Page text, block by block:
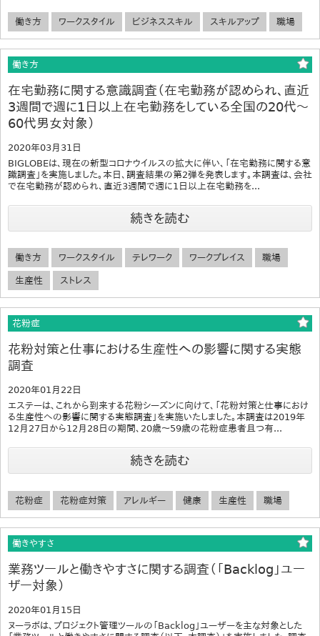
働き方 ワークスタイル ビジネススキル スキルアップ 職場
働き方
在宅勤務に関する意識調査（在宅勤務が認められ、直近
3週間で週に1日以上在宅勤務をしている全国の20代～
60代男女対象）
2020年03月31日
BIGLOBEは、現在の新型コロナウイルスの拡大に伴い、「在宅勤務に関する意
識調査」を実施しました。本日、調査結果の第2弾を発表します。本調査は、会社
で在宅勤務が認められ、直近3週間で週に1日以上在宅勤務を...
続きを読む
働き方 ワークスタイル テレワーク ワークプレイス 職場
生産性 ストレス
花粉症
花粉対策と仕事における生産性への影響に関する実態
調査
2020年01月22日
エステーは、これから到来する花粉シーズンに向けて、「花粉対策と仕事におけ
る生産性への影響に関する実態調査」を実施いたしました。本調査は2019年
12月27日から12月28日の期間、20歳～59歳の花粉症患者且つ有...
続きを読む
花粉症 花粉症対策 アレルギー 健康 生産性 職場
働きやすさ
業務ツールと働きやすさに関する調査（「Backlog」ユー
ザー対象）
2020年01月15日
ヌーラボは、プロジェクト管理ツールの「Backlog」ユーザーを主な対象とした